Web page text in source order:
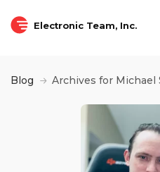
Electronic Team, Inc.
Blog Archives for Michael